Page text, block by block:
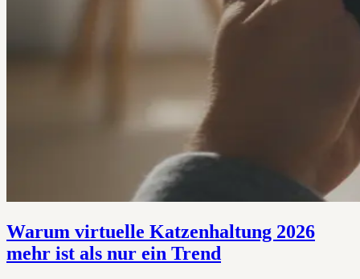
Warum virtuelle Katzenhaltung 2026
mehr ist als nur ein Trend